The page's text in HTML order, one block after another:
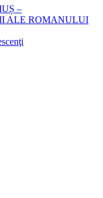
–
ALE ROMANULUI